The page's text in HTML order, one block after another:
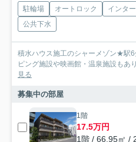
駐輪場 オートロック インタ
公共下水
積水ハウス施工のシャーメゾン★駅
ピング施設や映画館・温泉施設もあ
見る
募集中の部屋
1階
17.5万円
1階 / 66.95㎡ /